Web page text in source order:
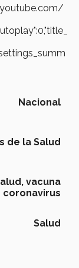
Nacional
de la Salud
vacuna
coronavirus
Salud